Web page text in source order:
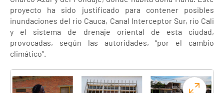
proyecto ha sido justificado para contener posibles
inundaciones del río Cauca, Canal Interceptor Sur, río Cali
y el sistema de drenaje oriental de esta ciudad,
provocadas, según las autoridades, “por el cambio
climático”.